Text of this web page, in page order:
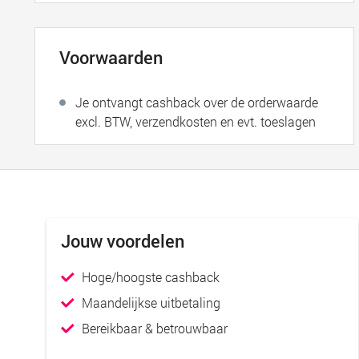
Voorwaarden
Je ontvangt cashback over de orderwaarde
excl. BTW, verzendkosten en evt. toeslagen
Jouw voordelen
Hoge/hoogste cashback
Maandelijkse uitbetaling
Bereikbaar & betrouwbaar